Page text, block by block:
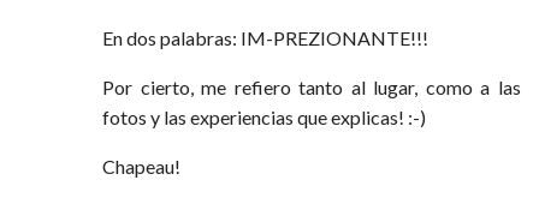
En dos palabras: IM-PREZIONANTE!!!
Por cierto, me refiero tanto al lugar, como a las
fotos y las experiencias que explicas! :-)
Chapeau!